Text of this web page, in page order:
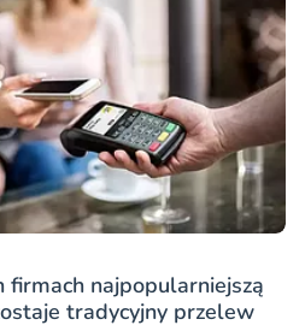
firmach najpopularniejszą
tradycyjny przelew